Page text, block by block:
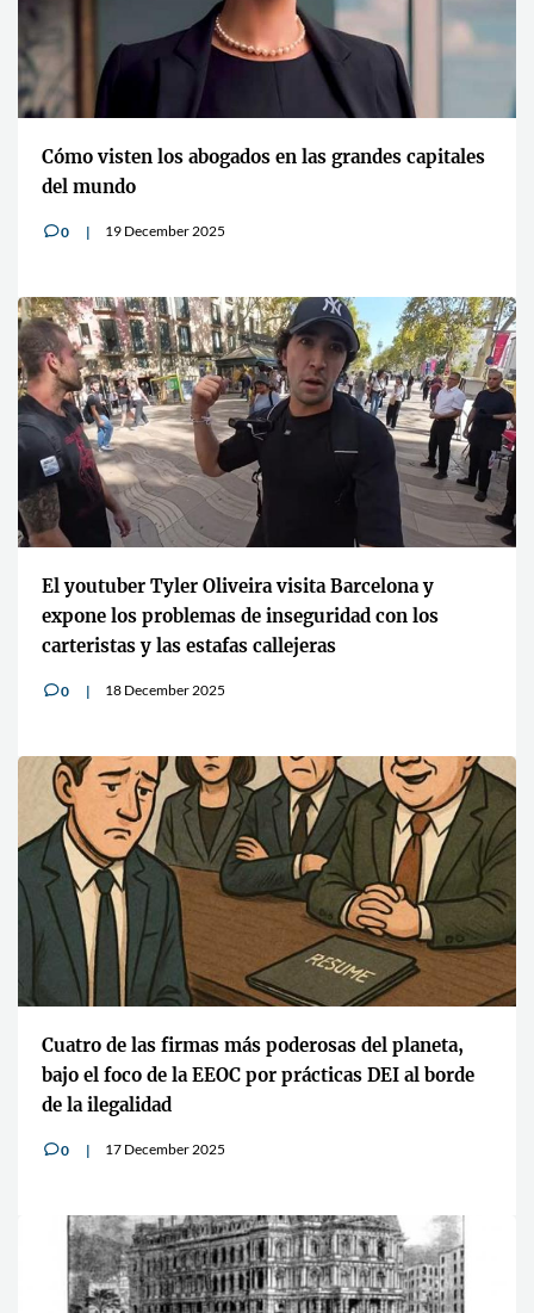
Cómo visten los abogados en las grandes capitales
del mundo
v0 19 December 2025
El youtuber Tyler Oliveira visita Barcelona y
expone los problemas de inseguridad con los
carteristas y las estafas callejeras
v0 18 December 2025
Cuatro de las firmas más poderosas del planeta,
bajo el foco de la EEOC por prácticas DEI al borde
de la ilegalidad
v0 17 December 2025